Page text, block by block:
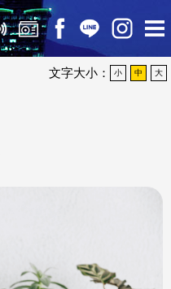
文字大小： 小 中 大